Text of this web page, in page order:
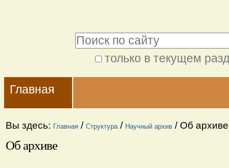
содержимому.
Перейти
навигации
только в текущем
поиск
Navigation
Главная
Вы здесь: Главная / Структура / Научный архив / Об архиве
Об архиве